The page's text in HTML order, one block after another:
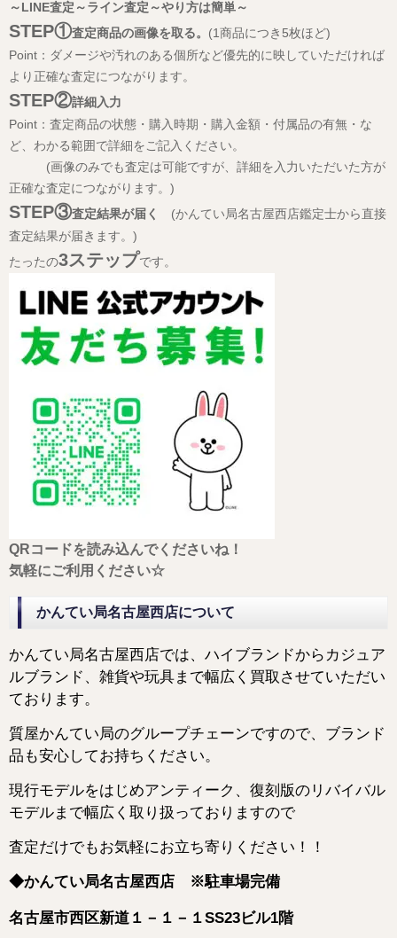
～LINE査定～ライン査定～やり方は簡単～
STEP①査定商品の画像を取る。 (1商品につき5枚ほど)
Point：ダメージや汚れのある個所など優先的に映していただければ
より正確な査定につながります。
STEP②詳細入力
Point：査定商品の状態・購入時期・購入金額・付属品の有無・な
ど、わかる範囲で詳細をご記入ください。
(画像のみでも査定は可能ですが、詳細を入力いただいた方が
正確な査定につながります。)
STEP③査定結果が届く (かんてい局名古屋西店鑑定士から直接
査定結果が届きます。)
たったの3ステップです。
QRコードを読み込んでくださいね！
気軽にご利用ください☆
かんてい局名古屋西店について
かんてい局名古屋西店では、ハイブランドからカジュア
ルブランド、雑貨や玩具まで幅広く買取させていただい
ております。
質屋かんてい局のグループチェーンですので、ブランド
品も安心してお持ちください。
現行モデルをはじめアンティーク、復刻版のリバイバル
モデルまで幅広く取り扱っておりますので
査定だけでもお気軽にお立ち寄りください！！
◆かんてい局名古屋西店 ※駐車場完備
名古屋市西区新道１－１－１SS23ビル1階